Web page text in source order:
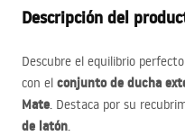
Descripción del
Descubre el equilibrio
con el conjunto de ducha
Mate. Destaca por su
de latón.